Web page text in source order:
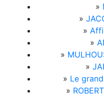
»
»
»
»
»
»
» Le
»